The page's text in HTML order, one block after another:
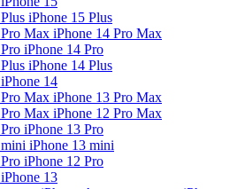
iPhone 15 Plus
iPhone 14 Pro Max
iPhone 14 Pro
iPhone 14 Plus
iPhone 14
iPhone 13 Pro Max
iPhone 12 Pro Max
iPhone 13 Pro
iPhone 13 mini
iPhone 12 Pro
iPhone 13